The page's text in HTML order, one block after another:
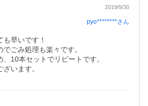
2019/9/30
pyo********さん
早いです！
ごみ処理も楽々です。
10本セットでリピートです。
います。